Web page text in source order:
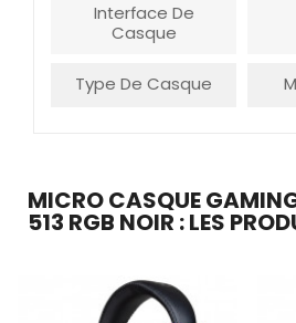
Interface De
Casque
Type De Casque
MICRO CASQUE
513 RGB NOIR : LES